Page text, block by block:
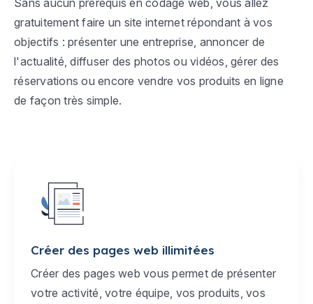
gratuitement faire un site internet répondant à vos
objectifs : présenter une entreprise, annoncer de
l'actualité, diffuser des photos ou vidéos, gérer des
réservations ou encore vendre vos produits en ligne
de façon très simple.
Créer des pages web illimitées
Créer des pages web vous permet de présenter
votre activité, votre équipe, vos produits, vos